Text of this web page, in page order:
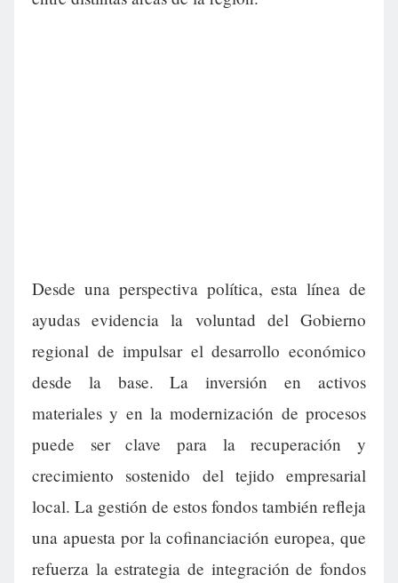
Desde una perspectiva política, esta línea de
ayudas evidencia la voluntad del Gobierno
regional de impulsar el desarrollo económico
desde la base. La inversión en activos
materiales y en la modernización de procesos
puede ser clave para la recuperación y
crecimiento sostenido del tejido empresarial
local. La gestión de estos fondos también refleja
una apuesta por la cofinanciación europea, que
refuerza la estrategia de integración de fondos